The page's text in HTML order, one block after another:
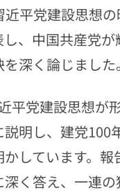
近平党建設思想
、中国共産党
深く論じました。
平党建設思想が
明し、建党
しています。
く答え、一連